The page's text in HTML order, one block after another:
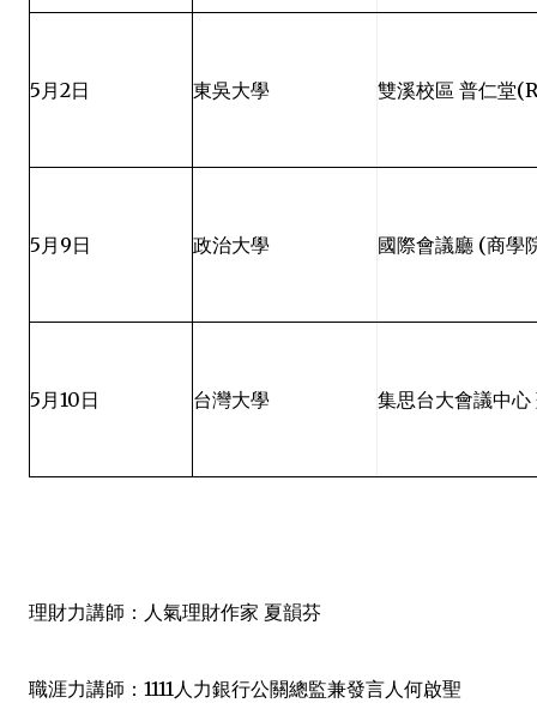
5 月2日 東吳大學 雙溪校區 普仁堂
5 月 9日 政治大學 國際會議廳 (商學
5 月10日 台灣大學 集思台大會議中心
理財力講師：人氣理財作家 夏韻芬
職涯力講師：1111人力銀行公關總監兼發言人何啟聖